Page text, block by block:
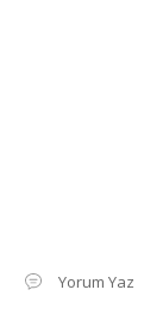
Yorum Yaz